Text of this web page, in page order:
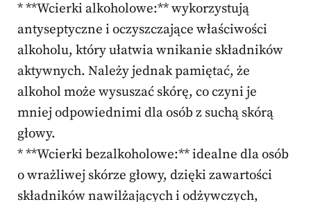
* **Wcierki alkoholowe:** wykorzystują
antyseptyczne i oczyszczające właściwości
alkoholu, który ułatwia wnikanie składników
aktywnych. Należy jednak pamiętać, że
alkohol może wysuszać skórę, co czyni je
mniej odpowiednimi dla osób z suchą skórą
głowy.
* **Wcierki bezalkoholowe:** idealne dla osób
o wrażliwej skórze głowy, dzięki zawartości
składników nawilżających i odżywczych,